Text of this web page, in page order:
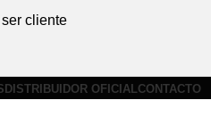
cliente
DISTRIBUIDOR OFICIALCONTACTO